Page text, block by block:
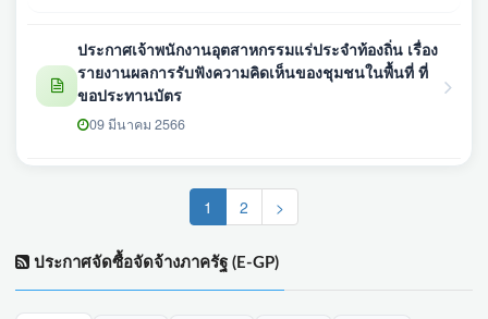
ประกาศเจ้าพนักงานอุตสาหกรรมแร่ประจำท้องถิ่น เรื่อง
รายงานผลการรับฟังความคิดเห็นของชุมชนในพื้นที่ ที่
ขอประทานบัตร
09 มีนาคม 2566
1 (current)
2 >
ประกาศจัดซื้อจัดจ้างภาครัฐ (E-GP)